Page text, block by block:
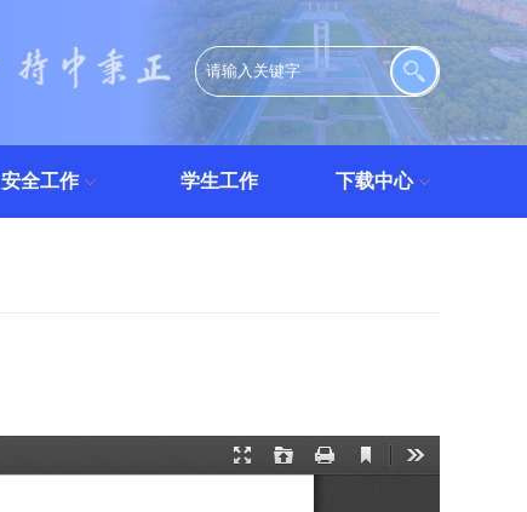
安全工作 学生工作 下载中心